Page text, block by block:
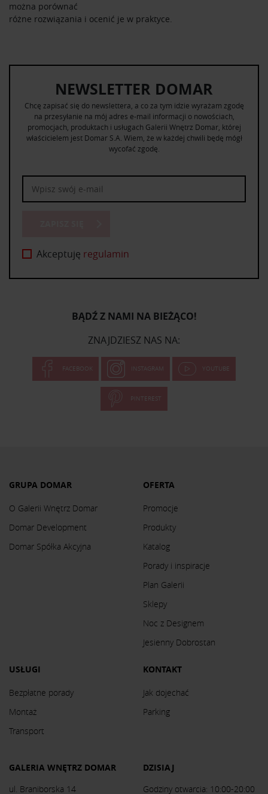
można porównać
różne rozwiązania i ocenić je w praktyce.
NEWSLETTER DOMAR
Chcę zapisać się do newslettera, a co za tym idzie wyrażam zgodę
na przesyłanie na mój adres e-mail informacji o nowościach,
promocjach, produktach i usługach Galerii Wnętrz Domar, której
właścicielem jest Domar S.A. Wiem, że w każdej chwili będę mógł
wycofać zgodę.
Akceptuję regulamin
BĄDŹ Z NAMI NA BIEŻĄCO!
ZNAJDZIESZ NAS NA:
FACEBOOK INSTAGRAM YOUTUBE
PINTEREST
GRUPA DOMAR
O Galerii Wnętrz Domar
Domar Development
Domar Spółka Akcyjna
OFERTA
Promocje
Produkty
Katalog
Porady i inspiracje
Plan Galerii
Sklepy
Noc z Designem
Jesienny Dobrostan
USŁUGI
Bezpłatne porady
Montaż
Transport
KONTAKT
Jak dojechać
Parking
GALERIA WNĘTRZ DOMAR
ul. Braniborska 14
DZISIAJ
Godziny otwarcia: 10:00-20:00